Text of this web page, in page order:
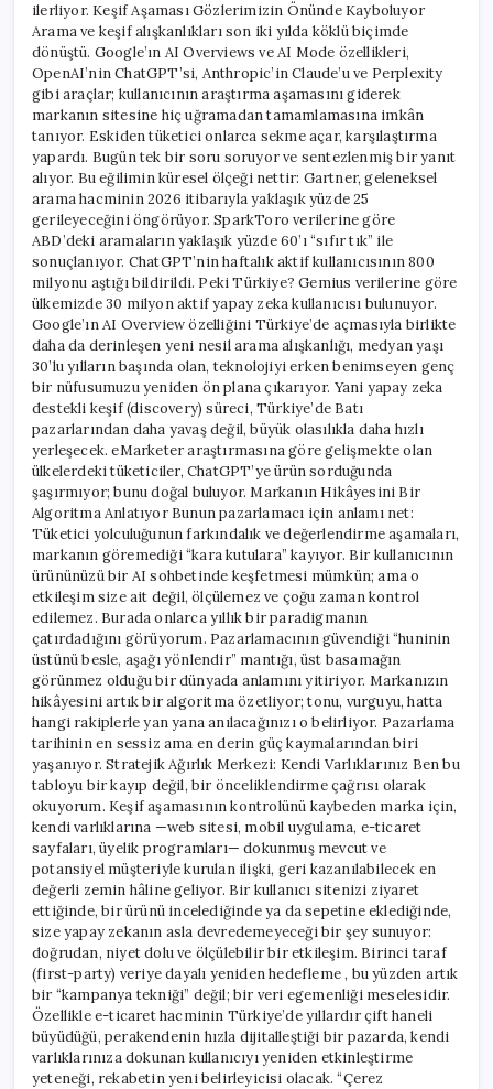
ilerliyor. Keşif Aşaması Gözlerimizin Önünde Kayboluyor
Arama ve keşif alışkanlıkları son iki yılda köklü biçimde
dönüştü. Google’ın AI Overviews ve AI Mode özellikleri,
OpenAI’nin ChatGPT’si, Anthropic’in Claude’u ve Perplexity
gibi araçlar; kullanıcının araştırma aşamasını giderek
markanın sitesine hiç uğramadan tamamlamasına imkân
tanıyor. Eskiden tüketici onlarca sekme açar, karşılaştırma
yapardı. Bugün tek bir soru soruyor ve sentezlenmiş bir yanıt
alıyor. Bu eğilimin küresel ölçeği nettir: Gartner, geleneksel
arama hacminin 2026 itibarıyla yaklaşık yüzde 25
gerileyeceğini öngörüyor. SparkToro verilerine göre
ABD’deki aramaların yaklaşık yüzde 60’ı “sıfır tık” ile
sonuçlanıyor. ChatGPT’nin haftalık aktif kullanıcısının 800
milyonu aştığı bildirildi. Peki Türkiye? Gemius verilerine göre
ülkemizde 30 milyon aktif yapay zeka kullanıcısı bulunuyor.
Google’ın AI Overview özelliğini Türkiye’de açmasıyla birlikte
daha da derinleşen yeni nesil arama alışkanlığı, medyan yaşı
30’lu yılların başında olan, teknolojiyi erken benimseyen genç
bir nüfusumuzu yeniden ön plana çıkarıyor. Yani yapay zeka
destekli keşif (discovery) süreci, Türkiye’de Batı
pazarlarından daha yavaş değil, büyük olasılıkla daha hızlı
yerleşecek. eMarketer araştırmasına göre gelişmekte olan
ülkelerdeki tüketiciler, ChatGPT’ye ürün sorduğunda
şaşırmıyor; bunu doğal buluyor. Markanın Hikâyesini Bir
Algoritma Anlatıyor Bunun pazarlamacı için anlamı net:
Tüketici yolculuğunun farkındalık ve değerlendirme aşamaları,
markanın göremediği “kara kutulara” kayıyor. Bir kullanıcının
ürününüzü bir AI sohbetinde keşfetmesi mümkün; ama o
etkileşim size ait değil, ölçülemez ve çoğu zaman kontrol
edilemez. Burada onlarca yıllık bir paradigmanın
çatırdadığını görüyorum. Pazarlamacının güvendiği “huninin
üstünü besle, aşağı yönlendir” mantığı, üst basamağın
görünmez olduğu bir dünyada anlamını yitiriyor. Markanızın
hikâyesini artık bir algoritma özetliyor; tonu, vurguyu, hatta
hangi rakiplerle yan yana anılacağınızı o belirliyor. Pazarlama
tarihinin en sessiz ama en derin güç kaymalarından biri
yaşanıyor. Stratejik Ağırlık Merkezi: Kendi Varlıklarınız Ben bu
tabloyu bir kayıp değil, bir önceliklendirme çağrısı olarak
okuyorum. Keşif aşamasının kontrolünü kaybeden marka için,
kendi varlıklarına —web sitesi, mobil uygulama, e-ticaret
sayfaları, üyelik programları— dokunmuş mevcut ve
potansiyel müşteriyle kurulan ilişki, geri kazanılabilecek en
değerli zemin hâline geliyor. Bir kullanıcı sitenizi ziyaret
ettiğinde, bir ürünü incelediğinde ya da sepetine eklediğinde,
size yapay zekanın asla devredemeyeceği bir şey sunuyor:
doğrudan, niyet dolu ve ölçülebilir bir etkileşim. Birinci taraf
(first-party) veriye dayalı yeniden hedefleme , bu yüzden artık
bir “kampanya tekniği” değil; bir veri egemenliği meselesidir.
Özellikle e-ticaret hacminin Türkiye’de yıllardır çift haneli
büyüdüğü, perakendenin hızla dijitalleştiği bir pazarda, kendi
varlıklarınıza dokunan kullanıcıyı yeniden etkinleştirme
yeteneği, rekabetin yeni belirleyicisi olacak. “Çerez